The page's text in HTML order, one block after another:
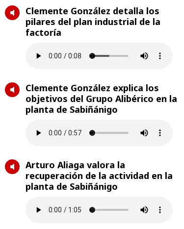
Clemente González detalla los
pilares del plan industrial de la
factoría
Clemente González explica los
objetivos del Grupo Alibérico en la
planta de Sabiñánigo
Arturo Aliaga valora la
recuperación de la actividad en la
planta de Sabiñánigo